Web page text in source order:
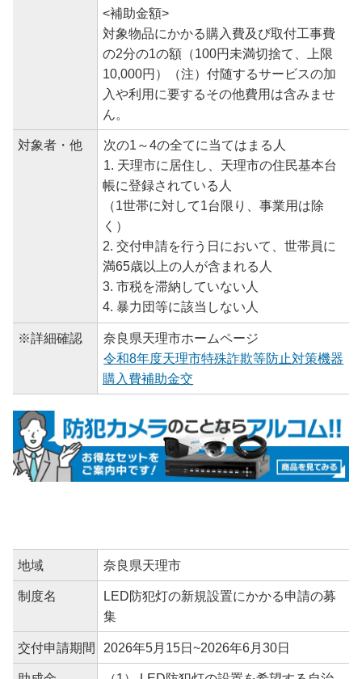
<補助金額>
対象物品にかかる購入費及び取付工事費
の2分の1の額（100円未満切捨て、上限
10,000円）（注）付随するサービスの加
入や利用に要するその他費用は含みませ
ん。
対象者・他
次の1～4の全てに当てはまる人
1. 天理市に居住し、天理市の住民基本台
帳に登録されている人
（1世帯に対して1台限り、事業用は除
く）
2. 交付申請を行う日において、世帯員に
満65歳以上の人が含まれる人
3. 市税を滞納していない人
4. 暴力団等に該当しない人
※詳細確認
奈良県天理市ホームページ
令和8年度天理市特殊詐欺等防止対策機器
購入費補助金交
地域 奈良県天理市
制度名
LED防犯灯の新規設置にかかる申請の募
集
交付申請期間 2026年5月15日~2026年6月30日